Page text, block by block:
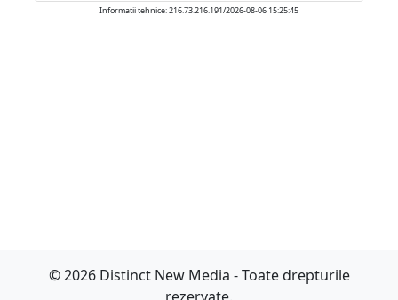
Informatii tehnice: 216.73.216.191/2026-08-06 15:25:45
© 2026 Distinct New Media - Toate drepturile